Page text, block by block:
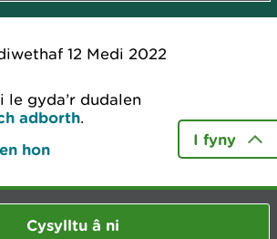
12 Medi 2022
le gyda’r dudalen
adborth.
hon
I fyny
Cysylltu â ni